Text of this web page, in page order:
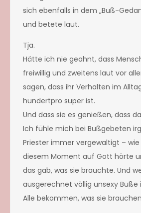
sich ebenfalls in dem „Buß-
und betete laut.
Tja.
Hätte ich nie geahnt, dass
freiwillig und zweitens laut vor
sagen, dass ihr Verhalten im
hundertpro super ist.
Und dass sie es genießen, dass
Ich fühle mich bei Bußgebeten
Priester immer vergewaltigt –
diesem Moment auf Gott hörte
das gab, was sie brauchte. Und
ausgerechnet völlig unsexy
Alle bekommen, was sie